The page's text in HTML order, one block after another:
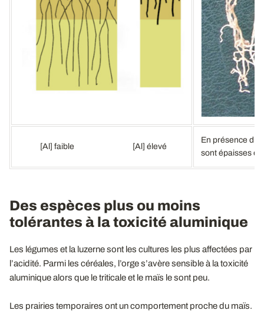
[Al] faible [Al] élevé
En présence
sont épaisses et
Des espèces plus ou moins
tolérantes à la toxicité aluminique
Les légumes et la luzerne sont les cultures les plus affectées par
l’acidité. Parmi les céréales, l’orge s’avère sensible à la toxicité
aluminique alors que le triticale et le maïs le sont peu.
Les prairies temporaires ont un comportement proche du maïs.